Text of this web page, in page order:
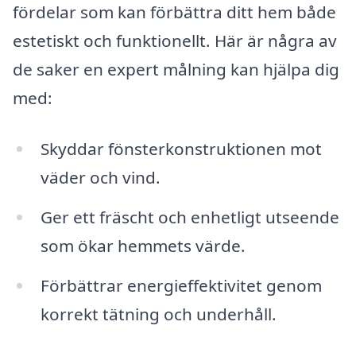
fördelar som kan förbättra ditt hem både
estetiskt och funktionellt. Här är några av
de saker en expert målning kan hjälpa dig
med:
Skyddar fönsterkonstruktionen mot
väder och vind.
Ger ett fräscht och enhetligt utseende
som ökar hemmets värde.
Förbättrar energieffektivitet genom
korrekt tätning och underhåll.